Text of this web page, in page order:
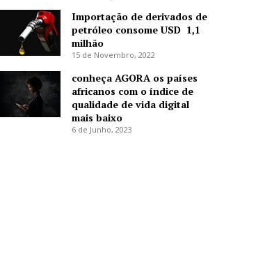
Importação de derivados de
petróleo consome USD 1,1
milhão
15 de Novembro, 2022
conheça AGORA os países
africanos com o índice de
qualidade de vida digital
mais baixo
6 de Junho, 2023